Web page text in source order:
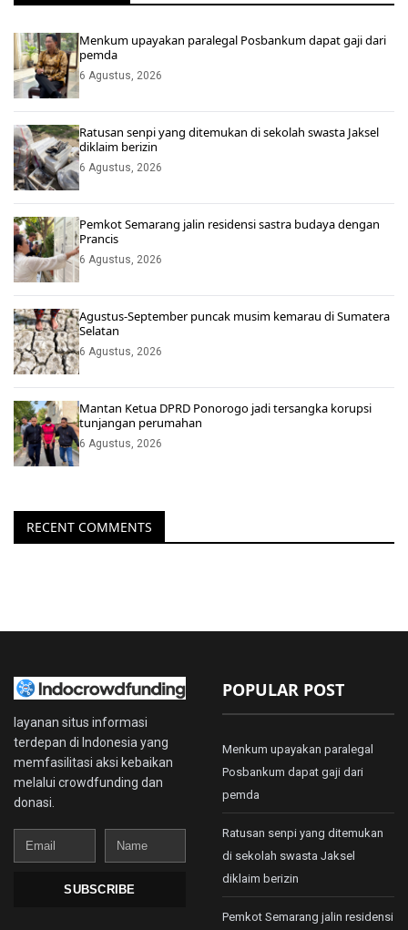
Menkum upayakan paralegal Posbankum dapat gaji dari
pemda
6 Agustus, 2026
Ratusan senpi yang ditemukan di sekolah swasta Jaksel
diklaim berizin
6 Agustus, 2026
Pemkot Semarang jalin residensi sastra budaya dengan
Prancis
6 Agustus, 2026
Agustus-September puncak musim kemarau di Sumatera
Selatan
6 Agustus, 2026
Mantan Ketua DPRD Ponorogo jadi tersangka korupsi
tunjangan perumahan
6 Agustus, 2026
RECENT COMMENTS
layanan situs informasi
terdepan di Indonesia yang
memfasilitasi aksi kebaikan
melalui crowdfunding dan
donasi.
Email
Name
SUBSCRIBE
POPULAR POST
Menkum upayakan paralegal
Posbankum dapat gaji dari
pemda
Ratusan senpi yang ditemukan
di sekolah swasta Jaksel
diklaim berizin
Pemkot Semarang jalin residensi